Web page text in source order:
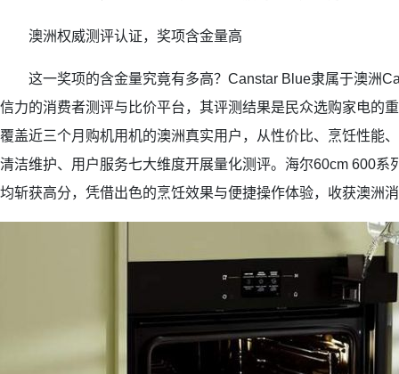
澳洲权威测评认证，奖项含金量高
这一奖项的含金量究竟有多高？Canstar Blue隶属于澳洲
信力的消费者测评与比价平台，其评测结果是民众选购家电的
覆盖近三个月购机用机的澳洲真实用户，从性价比、烹饪性能
清洁维护、用户服务七大维度开展量化测评。海尔60cm 600系
均斩获高分，凭借出色的烹饪效果与便捷操作体验，收获澳洲